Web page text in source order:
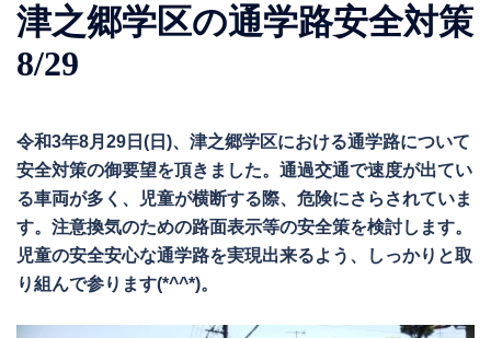
津之郷学区の通学路安全対策
8/29
令和3年8月29日(日)、津之郷学区における通学路について
安全対策の御要望を頂きました。通過交通で速度が出てい
る車両が多く、児童が横断する際、危険にさらされていま
す。注意換気のための路面表示等の安全策を検討します。
児童の安全安心な通学路を実現出来るよう、しっかりと取
り組んで参ります(*^^*)。